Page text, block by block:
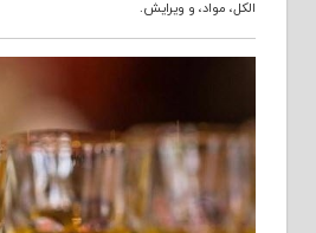
الکل، مواد، و ویرایش.